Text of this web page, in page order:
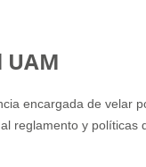
encargada de velar
reglamento y políticas